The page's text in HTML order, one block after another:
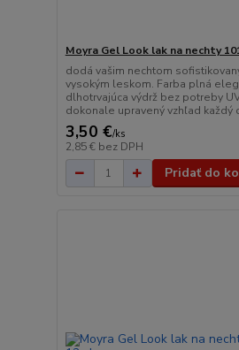
Moyra Gel Look lak na nechty
dodá vašim nechtom
vysokým leskom. Farba plná
dlhotrvajúca výdrž bez potreby
dokonale upravený vzhľad každý
3,50 €/ks
2,85 € bez DPH
Pridať do